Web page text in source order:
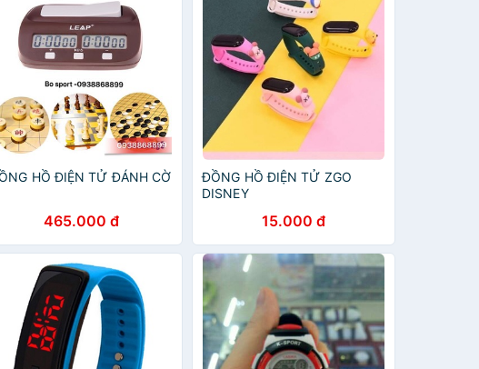
HỒ ĐIỆN TỬ ĐÁNH CỜ
465.000 đ
ĐỒNG HỒ ĐIỆN TỬ ZGO
DISNEY
15.000 đ